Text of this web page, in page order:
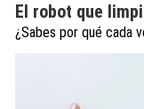
El robot que
¿Sabes por qué cada